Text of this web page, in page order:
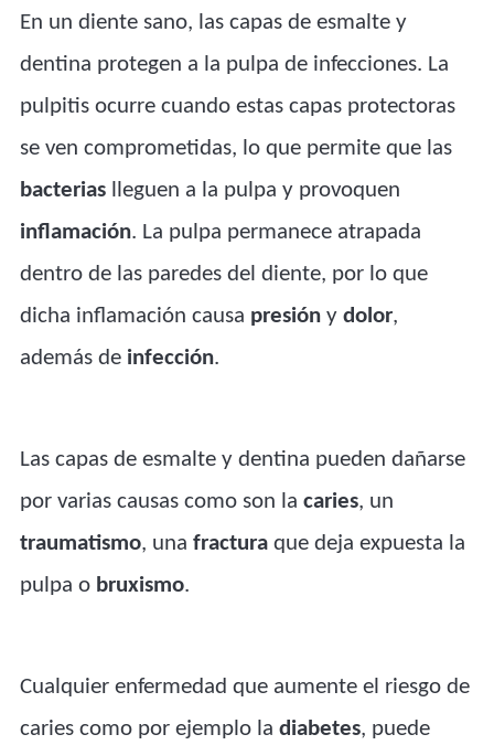
En un diente sano, las capas de esmalte y
dentina protegen a la pulpa de infecciones. La
pulpitis ocurre cuando estas capas protectoras
se ven comprometidas, lo que permite que las
bacteriaslleguen a la pulpa y provoquen
inflamación. La pulpa permanece atrapada
dentro de las paredes del diente, por lo que
dicha inflamación causa presióny dolor,
además de infección.
Las capas de esmalte y dentina pueden dañarse
por varias causas como son la caries, un
traumatismo, una fracturaque deja expuesta la
pulpa o bruxismo.
Cualquier enfermedad que aumente el riesgo de
caries como por ejemplo la diabetes, puede